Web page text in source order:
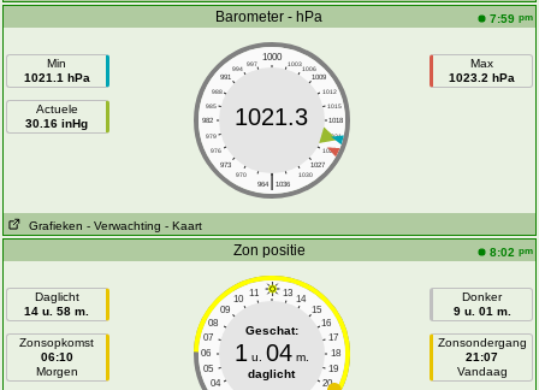
Barometer - hPa 7:59 pm
Min
1021.1 hPa
Actuele
30.16 inHg
1000
997 1003
994
1006
991
1009
988
1012
985
1015
982
1018
979
1021
976
1024
973
1027
970
1030
|
964 1036
1021.3
Max
1023.2 hPa
Grafieken - Verwachting - Kaart
Zon positie 8:02 pm
Daglicht
14 u. 58 m.
Zonsopkomst
06:10
Morgen
11 13
10
14
09
15
08
16
07
17
06
18
05
19
04
20
Geschat:
1 u. 04m.
daglicht
Donker
9 u. 01 m.
Zonsondergang
21:07
Vandaag